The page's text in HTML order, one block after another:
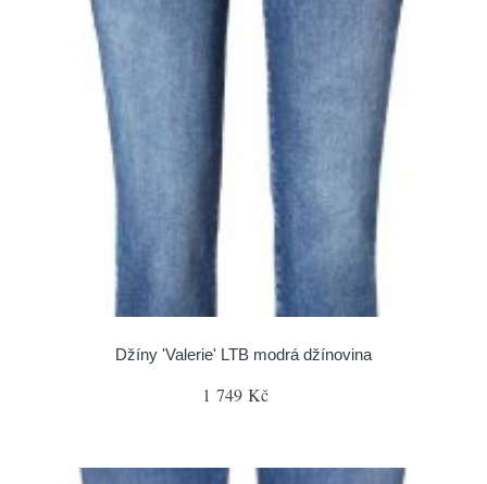
Džíny 'Valerie' LTB modrá džínovina
1 749 Kč